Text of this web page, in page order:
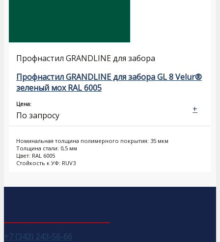
Профнастил GRANDLINE для забора
Профнастил GRANDLINE для забора GL 8 Velur®
зеленый мох RAL 6005
Цена:
По запросу
Номинальная толщина полимерного покрытия: 35 мкм
Толщина стали: 0,5 мм
Цвет: RAL 6005
Стойкость к УФ: RUV3
+
+7 (343) 243-56-66